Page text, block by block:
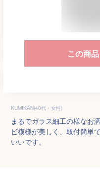
この商
KUMIKAN(40代・女性)
まるでガラス細工の様なお
ビ模様が美しく、取付簡単
いいです。